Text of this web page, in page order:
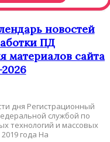
новостей
ПД
материалов сайта
дня Регистрационный
службой по
технологий и массовых
года На